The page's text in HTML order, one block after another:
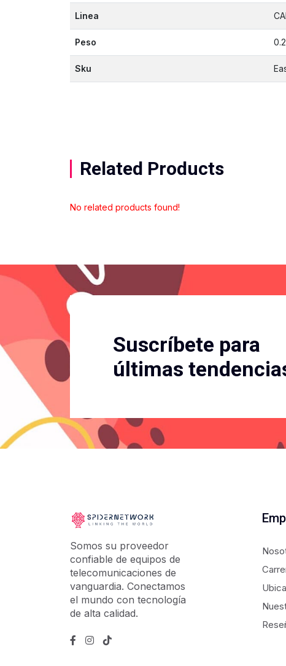
Linea
Peso
Sku
Related Products
No related products found!
Suscríbete para
últimas
Somos su proveedor
confiable de equipos de
telecomunicaciones de
vanguardia. Conectamos
el mundo con tecnología
de alta calidad.